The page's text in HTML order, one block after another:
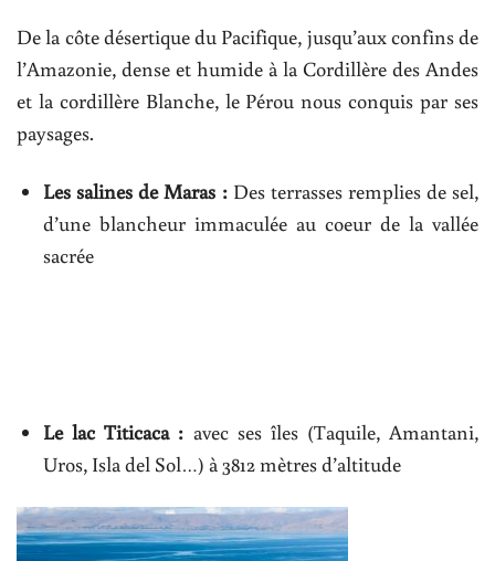
De la côte désertique du Pacifique, jusqu’aux confins de
l’Amazonie, dense et humide à la Cordillère des Andes
et la cordillère Blanche, le Pérou nous conquis par ses
paysages.
Les salines de Maras :Des terrasses remplies de sel,
d’une blancheur immaculée au coeur de la vallée
sacrée
Le lac Titicaca : avec ses îles (Taquile, Amantani,
Uros, Isla del Sol…) à 3812 mètres d’altitude